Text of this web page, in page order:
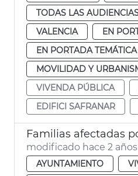
TODAS LAS
VALENCIA
EN
EN PORTADA TEMÁTICA
MOVILIDAD Y
VIVENDA PÚBLICA
EDIFICI SAFRANAR
modificado hace 2 años
AYUNTAMIENTO